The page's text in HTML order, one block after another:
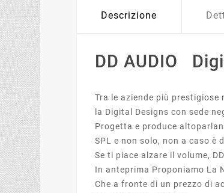
Descrizione
DD AUDIO
Tra le aziende più prestigiose
la Digital Designs con sede
Progetta e produce
SPL e non solo, non a caso è
Se ti piace alzare il volume,
In anteprima Proponiamo La
Che a fronte di un prezzo di